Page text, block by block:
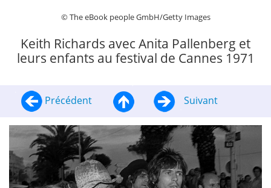
© The eBook people GmbH/Getty Images
Keith Richards avec Anita Pallenberg et
leurs enfants au festival de Cannes 1971
Précédent Suivant